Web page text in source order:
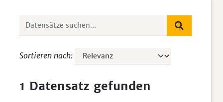
Sortieren nach
1 Datensatz gefunden